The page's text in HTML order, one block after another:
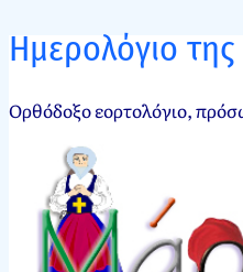
Ημερολόγιο
Ορθόδοξο εορτολόγιο,